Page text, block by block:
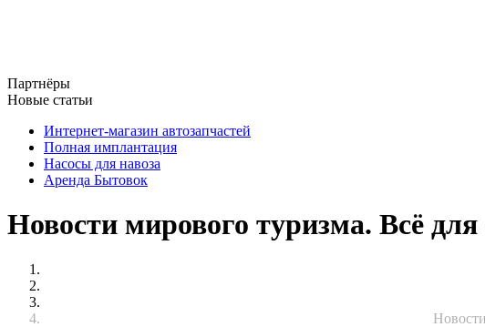
Партнёры
Новые статьи
Интернет-магазин автозапчастей
Полная имплантация
Насосы для навоза
Аренда Бытовок
Новости мирового туризма. Всё